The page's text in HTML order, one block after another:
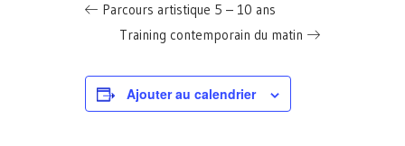
Parcours artistique 5 – 10 ans
Training contemporain du matin
Ajouter au calendrier